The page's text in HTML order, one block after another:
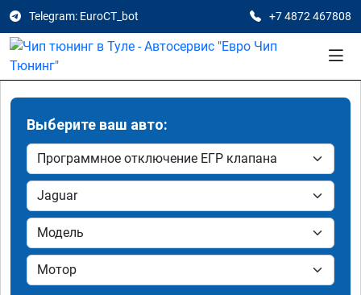
Telegram: EuroCT_bot +7 4872 467808
Выберите ваш авто: